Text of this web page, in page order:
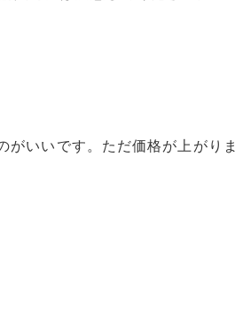
いいです。ただ価格が上がりま